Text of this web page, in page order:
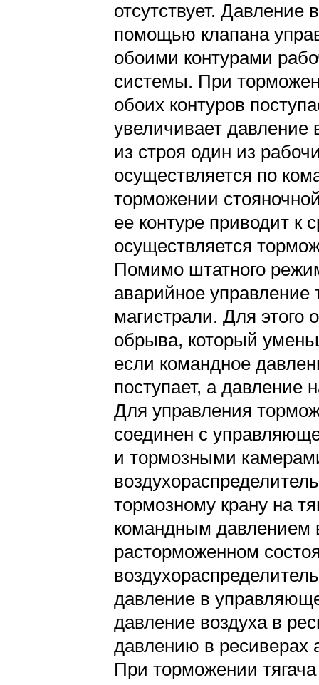
отсутствует.
помощью клапана
обоими контурами
системы. При
обоих контуров
увеличивает
из строя один из
осуществляется по
торможении
ее контуре приводит к
осуществляется
Помимо штатного
аварийное
магистрали. Для этого
обрыва, который
если командное
поступает, а давление
Для управления
соединен с
и тормозными
тормозному крану на
командным давлением
расторможенном
давление в
давление воздуха в
давлению в ресиверах
При торможении